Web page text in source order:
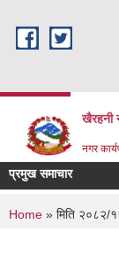
खैरहनी
नगर
प्रमुख समाचार
You are
Home » मिति २०८२/